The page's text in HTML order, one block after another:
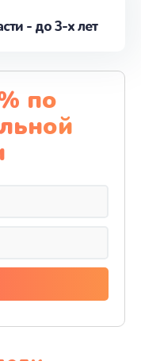
- до 3-х лет
по